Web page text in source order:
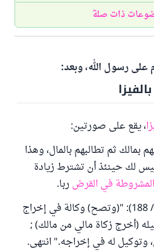
ذات صلة
على رسول الله، وبعد:
، يقع على صورتين:
بمالك ثم تطالبهم بالمال، وهذا
لك حينئذ أن تشترط زيادة
المشروطة في القرض ربا.
قال في "شرح المنتهى" (2/ 188): "(وتصح) وكالة في إخراج
(أخرج زكاة مالي من مالك) ;
وتوكيل له في إخراجه." انتهى.